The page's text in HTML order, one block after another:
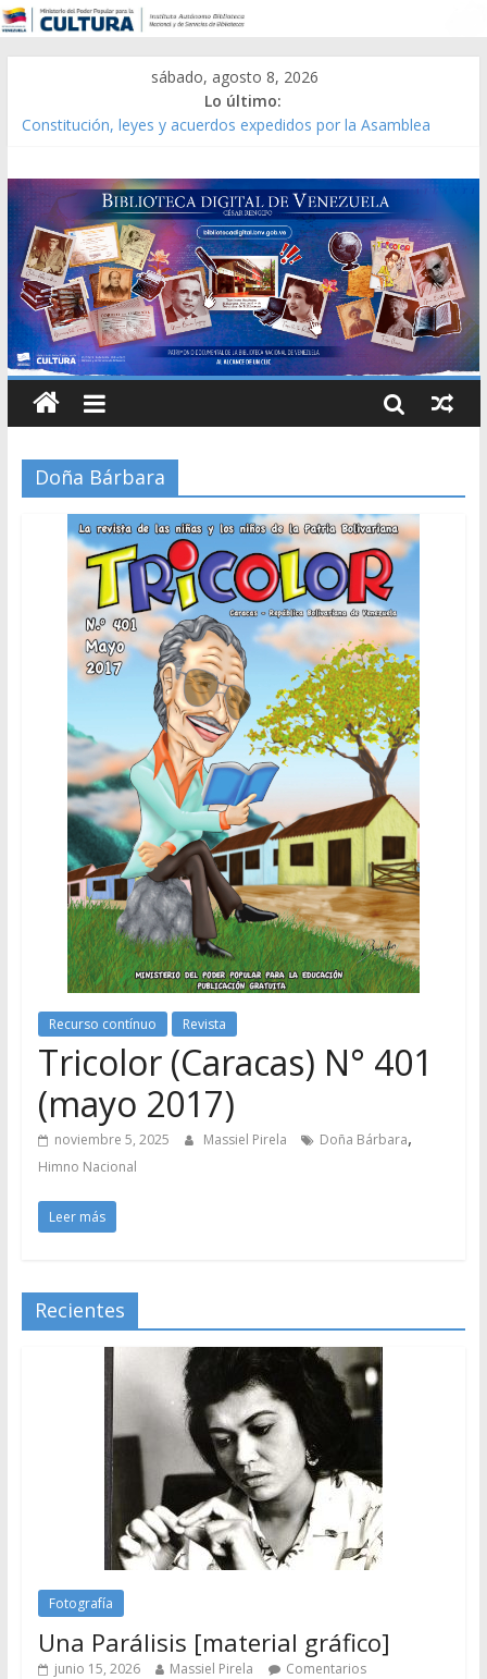
sábado, agosto 8, 2026
Lo último:
Constitución, leyes y acuerdos expedidos por la Asamblea
Modesta Bor Sánchez [material gráfico]
Gaceta Oficial de la República de Venezuela año CXXXIII Mes V,
Caracas 09 de marzo de 2006 N° 38.394
Catálogo temático de obras de Modesta Bor
Doña Bárbara
Recurso contínuo Revista
Tricolor (Caracas) N° 401
(mayo 2017)
noviembre 5, 2025 Massiel Pirela Doña Bárbara,
Himno Nacional
Leer más
Recientes
Fotografía
Una Parálisis [material gráfico]
junio 15, 2026 Massiel Pirela
Comentarios